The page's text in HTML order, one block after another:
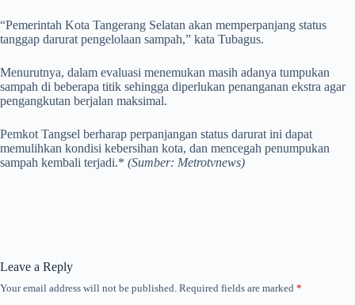
“Pemerintah Kota Tangerang Selatan akan memperpanjang status
tanggap darurat pengelolaan sampah,” kata Tubagus.
Menurutnya, dalam evaluasi menemukan masih adanya tumpukan
sampah di beberapa titik sehingga diperlukan penanganan ekstra agar
pengangkutan berjalan maksimal.
Pemkot Tangsel berharap perpanjangan status darurat ini dapat
memulihkan kondisi kebersihan kota, dan mencegah penumpukan
sampah kembali terjadi.* (Sumber: Metrotvnews)
Leave a Reply
Your email address will not be published. Required fields are marked *